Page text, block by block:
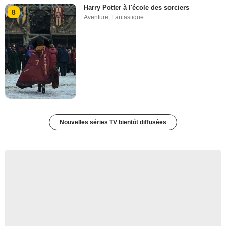
8
Harry Potter à l'école des sorciers
Aventure, Fantastique
Nouvelles séries TV bientôt diffusées